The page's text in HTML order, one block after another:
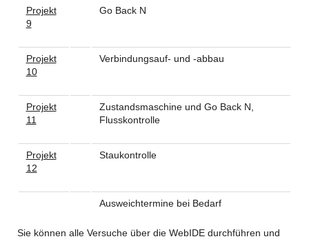
Projekt
9
Go Back N
Projekt
10
Verbindungsauf- und -abbau
Projekt
11
Zustandsmaschine und Go Back N,
Flusskontrolle
Projekt
12
Staukontrolle
Ausweichtermine bei Bedarf
Sie können alle Versuche über die WebIDE durchführen und